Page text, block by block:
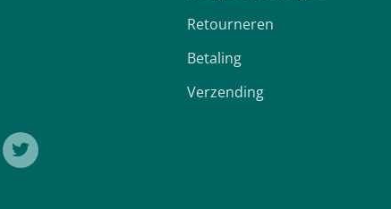
Retourneren
Betaling
Verzending